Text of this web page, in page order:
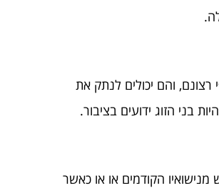
והם יכולים לנתק את
בני הזוג ידועים בציבור.
מנישואיו הקודמים או או כאשר